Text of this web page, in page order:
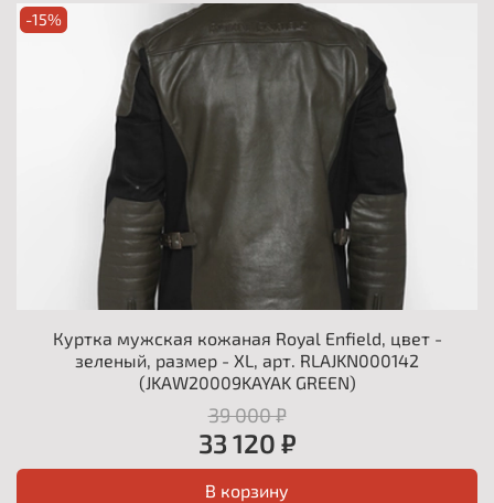
-15%
Куртка мужская кожаная Royal Enfield, цвет -
зеленый, размер - XL, арт. RLAJKN000142
(JKAW20009KAYAK GREEN)
39 000 ₽
33 120 ₽
В корзину